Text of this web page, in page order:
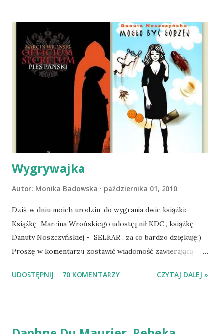
wspólnego życia przeczytacie TUTAJ i TUTAJ . Gdy już
nieco okrzepliśmy w codzienności z psem, a Amber - z
ludźmi i kotami, pojawił się pomysł na wspólny jesienny
wyjazd w Beskid Niski. Zanim to jednak się stało psica miała
atak padaczki, co spowodowało, że wyjazd odwołaliśmy,
wdrożyliśmy leczenie i od nowa zaczęliśmy oswajać z nami i
wspólnym życiem zdezorientowanego chorobą psa. Udało
się ustabilizować zawirowania zdrowotne i wówczas
zaczęliśmy się cieszyć sobą wzajemnie już na 100%.
Dopier...
Wygrywajka
Autor: Monika Badowska października 01, 2010
Dziś, w dniu moich urodzin, do wygrania dwie książki:
Książkę Marcina Wrońskiego udostępnił KDC , książkę
Danuty Noszczyńskiej - SELKAR , za co bardzo dziękuję:)
Proszę w komentarzu zostawić wiadomość zawierającą
Losowanie odbędzie się w niedzielę o 8:00. Zapraszam
UDOSTĘPNIJ 70 KOMENTARZY CZYTAJ DALEJ »